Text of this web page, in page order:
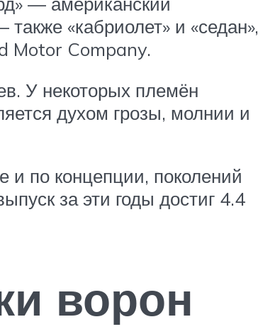
«кабриолет» и «седан»,
Motor Company.
У некоторых племён
духом грозы, молнии и
по концепции, поколений
за эти годы достиг 4.4
ворон